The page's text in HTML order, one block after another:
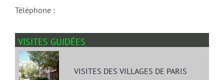
Téléphone :
VISITES GUIDÉES
VISITES DES VILLAGES DE PARIS